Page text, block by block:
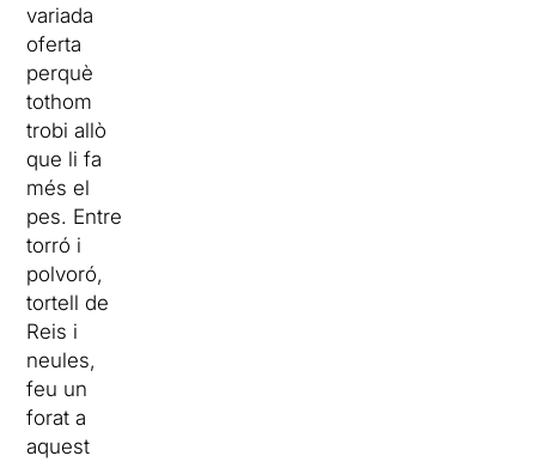
variada
oferta
perquè
tothom
trobi allò
que li fa
més el
pes. Entre
torró i
polvoró,
tortell de
Reis i
neules,
feu un
forat a
aquest